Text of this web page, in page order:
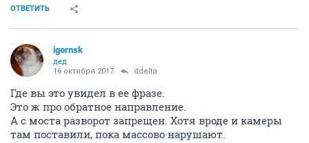
ОТВЕТИТЬ
igornsk
дед
16 октября 2017 ddelta
Где вы это увидел в ее фразе.
Это ж про обратное направление.
А с моста разворот запрещен. Хотя вроде и камеры
там поставили, пока массово нарушают.